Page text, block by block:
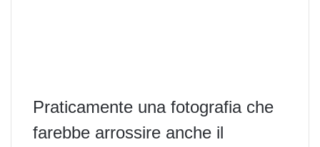
Praticamente una fotografia che
farebbe arrossire anche il